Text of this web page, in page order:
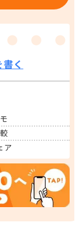
く
ア